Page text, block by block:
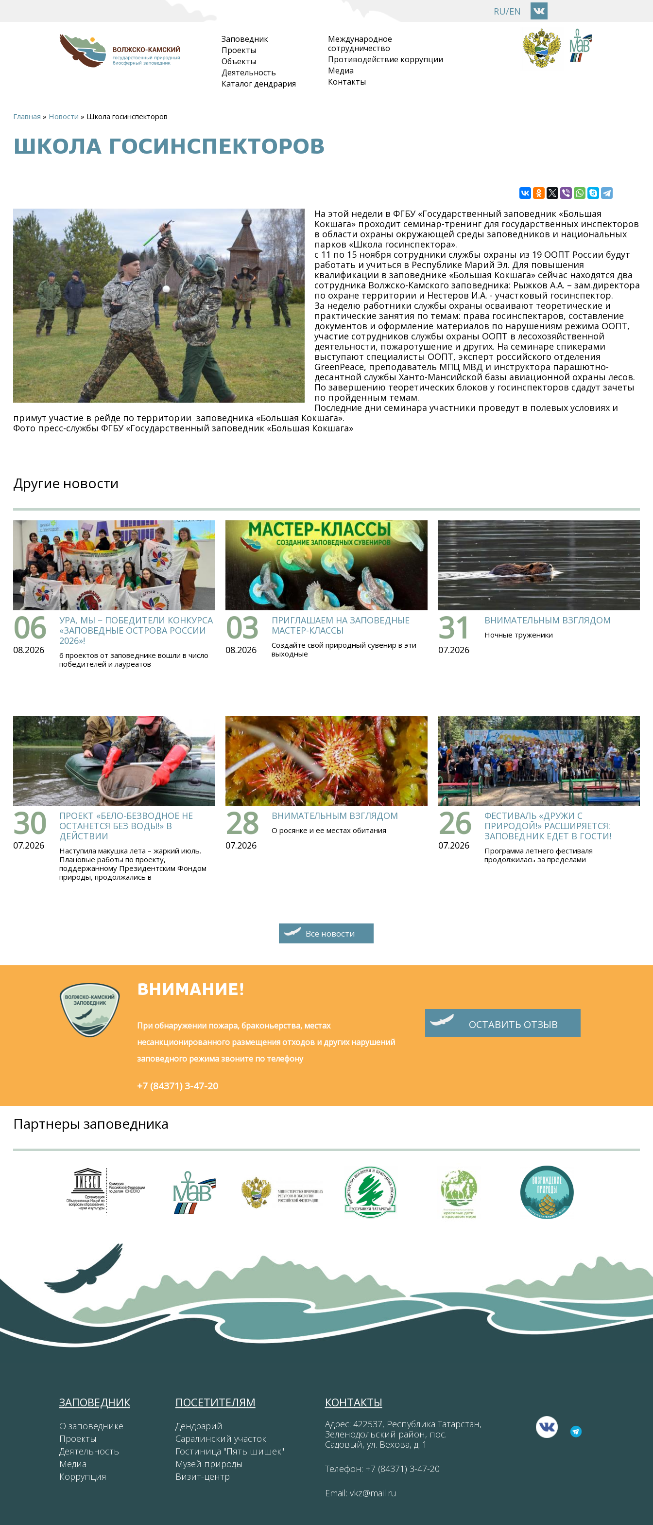
RU/EN
Заповедник
Проекты
Объекты
Деятельность
Каталог дендрария
Международное
сотрудничество
Противодействие коррупции
Медиа
Контакты
здесь
Главная » Новости » Школа госинспекторов
ШКОЛА ГОСИНСПЕКТОРОВ
На этой недели в ФГБУ «Государственный заповедник «Большая
Кокшага» проходит семинар-тренинг для государственных инспекторов
в области охраны окружающей среды заповедников и национальных
парков «Школа госинспектора».
с 11 по 15 ноября сотрудники службы охраны из 19 ООПТ России будут
работать и учиться в Республике Марий Эл. Для повышения
квалификации в заповеднике «Большая Кокшага» сейчас находятся два
сотрудника Волжско-Камского заповедника: Рыжков А.А. – зам.директора
по охране территории и Нестеров И.А. - участковый госинспектор.
За неделю работники службы охраны осваивают теоретические и
практические занятия по темам: права госинспектаров, составление
документов и оформление материалов по нарушениям режима ООПТ,
участие сотрудников службы охраны ООПТ в лесохозяйственной
деятельности, пожаротушение и других. На семинаре спикерами
выступают специалисты ООПТ, эксперт российского отделения
GreenPeace, преподаватель МПЦ МВД и инструктора парашютно-
десантной службы Ханто-Мансийской базы авиационной охраны лесов.
По завершению теоретических блоков у госинспекторов сдадут зачеты
по пройденным темам.
Последние дни семинара участники проведут в полевых условиях и
примут участие в рейде по территории заповедника «Большая Кокшага».
Фото пресс-службы ФГБУ «Государственный заповедник «Большая Кокшага»
Другие новости
06
08.2026
УРА, МЫ − ПОБЕДИТЕЛИ КОНКУРСА
«ЗАПОВЕДНЫЕ ОСТРОВА РОССИИ
2026»!
6 проектов от заповеднике вошли в число
победителей и лауреатов
03
08.2026
ПРИГЛАШАЕМ НА ЗАПОВЕДНЫЕ
МАСТЕР-КЛАССЫ
Создайте свой природный сувенир в эти
выходные
31
07.2026
ВНИМАТЕЛЬНЫМ ВЗГЛЯДОМ
Ночные труженики
30
07.2026
ПРОЕКТ «БЕЛО-БЕЗВОДНОЕ НЕ
ОСТАНЕТСЯ БЕЗ ВОДЫ!» В
ДЕЙСТВИИ
Наступила макушка лета – жаркий июль.
Плановые работы по проекту,
поддержанному Президентским Фондом
природы, продолжались в
28
07.2026
ВНИМАТЕЛЬНЫМ ВЗГЛЯДОМ
О росянке и ее местах обитания 26
07.2026
ФЕСТИВАЛЬ «ДРУЖИ С
ПРИРОДОЙ!» РАСШИРЯЕТСЯ:
ЗАПОВЕДНИК ЕДЕТ В ГОСТИ!
Программа летнего фестиваля
продолжилась за пределами
Все новости
ВНИМАНИЕ!
При обнаружении пожара, браконьерства, местах
несанкционированного размещения отходов и других нарушений
заповедного режима звоните по телефону
+7 (84371) 3-47-20
ОСТАВИТЬ ОТЗЫВ
Партнеры заповедника
ЗАПОВЕДНИК
О заповеднике
Проекты
Деятельность
Медиа
Коррупция
ПОСЕТИТЕЛЯМ
Дендрарий
Саралинский участок
Гостиница "Пять шишек"
Музей природы
Визит-центр
КОНТАКТЫ
Адрес: 422537, Республика Татарстан,
Зеленодольский район, пос.
Садовый, ул. Вехова, д. 1
Телефон: +7 (84371) 3-47-20
Email: vkz@mail.ru